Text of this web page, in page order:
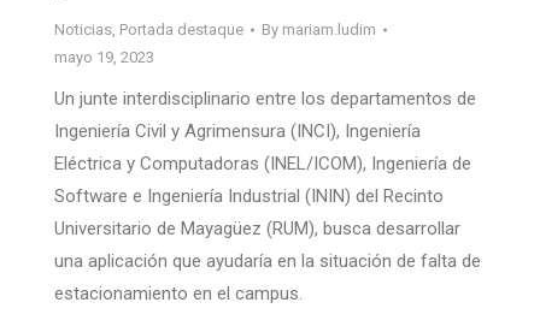
Noticias, Portada destaque By mariam.ludim
mayo 19, 2023
Un junte interdisciplinario entre los departamentos de
Ingeniería Civil y Agrimensura (INCI), Ingeniería
Eléctrica y Computadoras (INEL/ICOM), Ingeniería de
Software e Ingeniería Industrial (ININ) del Recinto
Universitario de Mayagüez (RUM), busca desarrollar
una aplicación que ayudaría en la situación de falta de
estacionamiento en el campus.